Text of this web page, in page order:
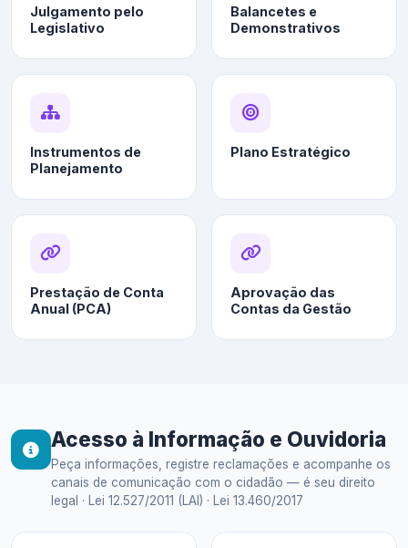
Julgamento pelo
Legislativo
Balancetes e
Demonstrativos
Instrumentos de
Planejamento
Plano Estratégico
Prestação de Conta
Anual (PCA)
Aprovação das
Contas da Gestão
Acesso à Informação e Ouvidoria
Peça informações, registre reclamações e acompanhe os
canais de comunicação com o cidadão — é seu direito
legal · Lei 12.527/2011 (LAI) · Lei 13.460/2017